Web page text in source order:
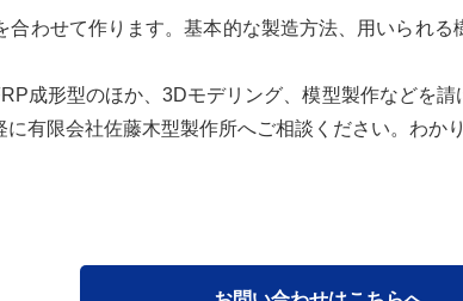
合わせて作ります。基本的な製造方法、用いられ
成形型のほか、3Dモデリング、模型製作などを
有限会社佐藤木型製作所へご相談ください。わか